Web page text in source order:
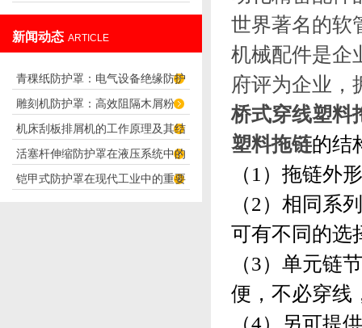
新闻动态 ARTICLE
青稞纸防护罩：电气设备绝缘防护
专用方案
雕刻机防护罩：高效阻隔木屑粉
尘，守护设备精度与安全
机床刮板排屑机的工作原理及其结
构分析
活塞杆伸缩防护罩在液压系统中的
应用
铠甲式防护罩在现代工业中的重要
世界著名的软
机械配件是企
府评为企业，
桥式穿线塑料
塑料拖链的结
（1）拖链外
（2）相同系
可有不同的选
（3）单元链
便，不必穿线
（4）另可提